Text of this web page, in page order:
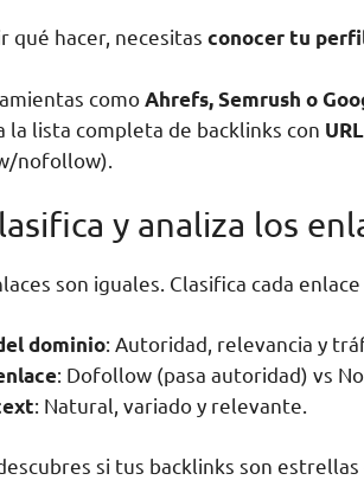
qué hacer, necesitas conocer tu
comoAhrefs, Semrush o
la lista completa de backlinks con
nofollow).
y analiza los
son iguales. Clasifica cada
dominio: Autoridad, relevancia y
: Dofollow (pasa autoridad) vs
: Natural, variado y relevante.
si tus backlinks son